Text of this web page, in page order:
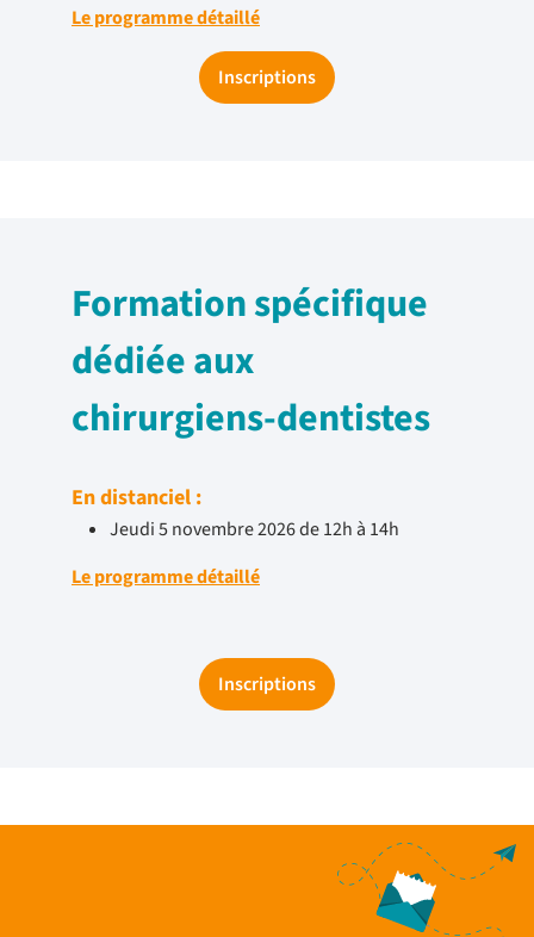
Le programme détaillé
Inscriptions
Formation spécifique
dédiée aux
chirurgiens-dentistes
En distanciel :
Jeudi 5 novembre 2026 de 12h à 14h
Le programme détaillé
Inscriptions